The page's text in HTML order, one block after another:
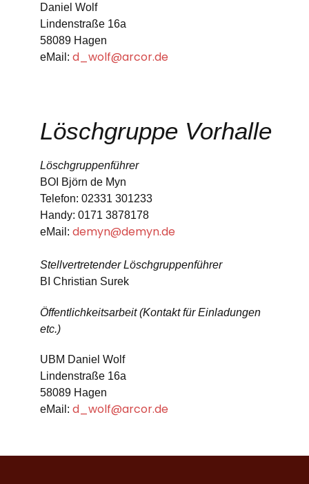
Daniel Wolf
Lindenstraße 16a
58089 Hagen
eMail: d_wolf@arcor.de
Löschgruppe Vorhalle
Löschgruppenführer
BOI Björn de Myn
Telefon: 02331 301233
Handy: 0171 3878178
eMail: demyn@demyn.de
Stellvertretender Löschgruppenführer
BI Christian Surek
Öffentlichkeitsarbeit (Kontakt für Einladungen
etc.)
UBM Daniel Wolf
Lindenstraße 16a
58089 Hagen
eMail: d_wolf@arcor.de